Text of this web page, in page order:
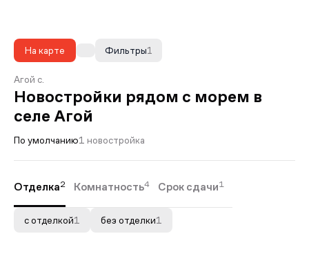
На карте 1
Фильтры
Агой с.
Новостройки рядом с морем в
селе Агой
По умолчанию1 новостройка
Отделка2 Комнатность4 Срок сдачи1
с отделкой1 без отделки1